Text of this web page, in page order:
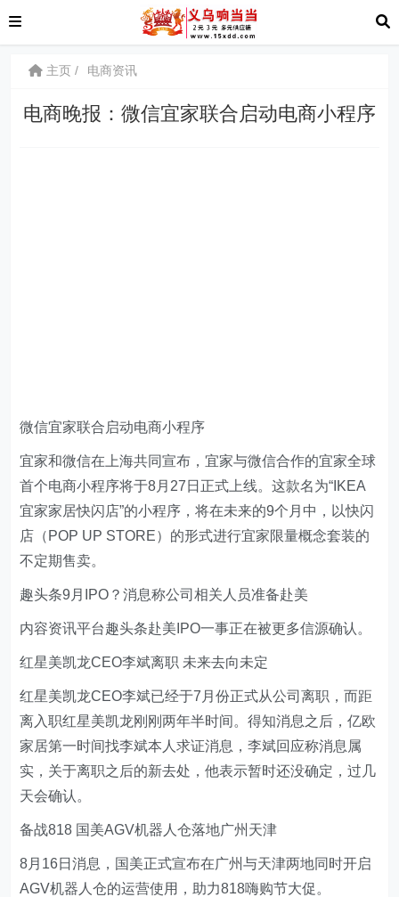
主页 电商资讯
电商晚报：微信宜家联合启动电商小程序
微信宜家联合启动电商小程序
宜家和微信在上海共同宣布，宜家与微信合作的宜家全球
首个电商小程序将于8月27日正式上线。这款名为“IKEA
宜家家居快闪店”的小程序，将在未来的9个月中，以快闪
店（POP UP STORE）的形式进行宜家限量概念套装的
不定期售卖。
趣头条9月IPO？消息称公司相关人员准备赴美
内容资讯平台趣头条赴美IPO一事正在被更多信源确认。
红星美凯龙CEO李斌离职 未来去向未定
红星美凯龙CEO李斌已经于7月份正式从公司离职，而距
离入职红星美凯龙刚刚两年半时间。得知消息之后，亿欧
家居第一时间找李斌本人求证消息，李斌回应称消息属
实，关于离职之后的新去处，他表示暂时还没确定，过几
天会确认。
备战818 国美AGV机器人仓落地广州天津
8月16日消息，国美正式宣布在广州与天津两地同时开启
AGV机器人仓的运营使用，助力818嗨购节大促。